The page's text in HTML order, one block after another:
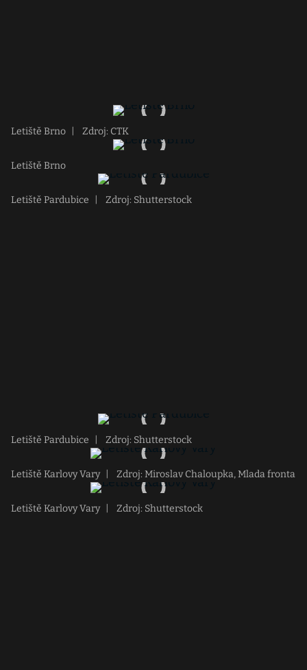
Letiště Brno Zdroj: CTK
Letiště Brno
Letiště Pardubice Zdroj: Shutterstock
Letiště Pardubice Zdroj: Shutterstock
Letiště Karlovy Vary Zdroj: Miroslav Chaloupka, Mlada fronta
Letiště Karlovy Vary Zdroj: Shutterstock